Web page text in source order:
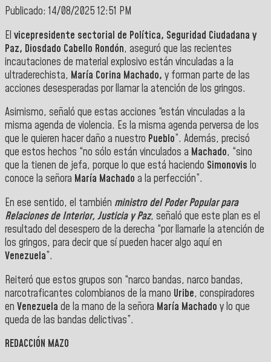
Publicado: 14/08/2025 12:51 PM
El vicepresidente sectorial de Política, Seguridad Ciudadana y
Paz, Diosdado Cabello Rondón, aseguró que las recientes
incautaciones de material explosivo están vinculadas a la
ultraderechista, María Corina Machado, y forman parte de las
acciones desesperadas por llamar la atención de los gringos.
Asimismo, señaló que estas acciones “están vinculadas a la
misma agenda de violencia. Es la misma agenda perversa de los
que le quieren hacer daño a nuestro Pueblo”. Además, precisó
que estos hechos “no sólo están vinculados a Machado, “sino
que la tienen de jefa, porque lo que está haciendo Simonovis lo
conoce la señora María Machado a la perfección”.
En ese sentido, el también ministro del Poder Popular para
Relaciones de Interior, Justicia y Paz, señaló que este plan es el
resultado del desespero de la derecha “por llamarle la atención de
los gringos, para decir que sí pueden hacer algo aquí en
Venezuela”.
Reiteró que estos grupos son “narco bandas, narco bandas,
narcotraficantes colombianos de la mano Uribe, conspiradores
en Venezuela de la mano de la señora María Machado y lo que
queda de las bandas delictivas”.
REDACCIÓN MAZO